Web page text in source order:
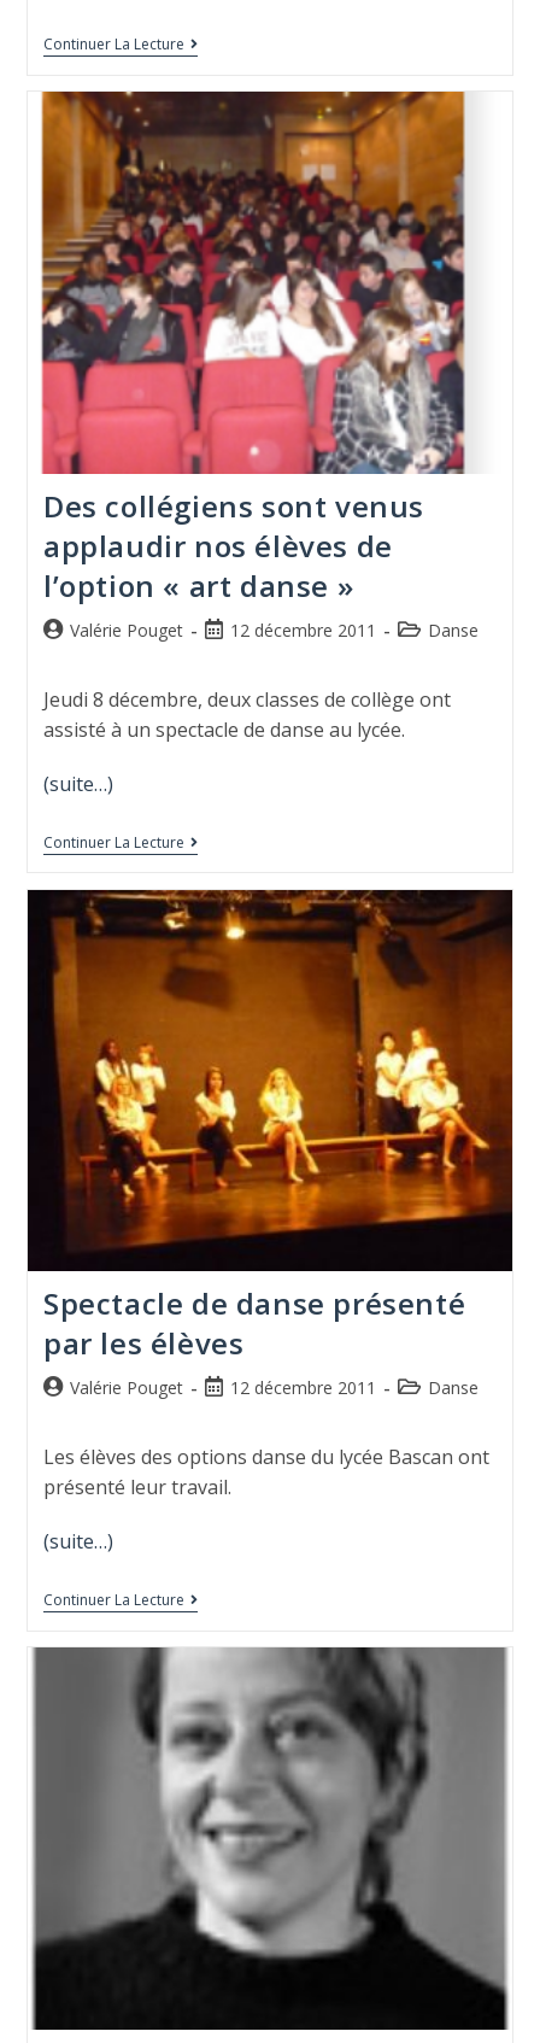
Continuer La Lecture
Des collégiens sont venus
applaudir nos élèves de
l’option « art danse »
Valérie Pouget 12 décembre 2011 Danse
Jeudi 8 décembre, deux classes de collège ont
assisté à un spectacle de danse au lycée.
(suite…)
Continuer La Lecture
Spectacle de danse présenté
par les élèves
Valérie Pouget 12 décembre 2011 Danse
Les élèves des options danse du lycée Bascan ont
présenté leur travail.
(suite…)
Continuer La Lecture